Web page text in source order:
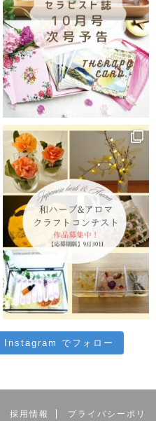
Instagram でフォロー
採用情報 プライバシーポリ